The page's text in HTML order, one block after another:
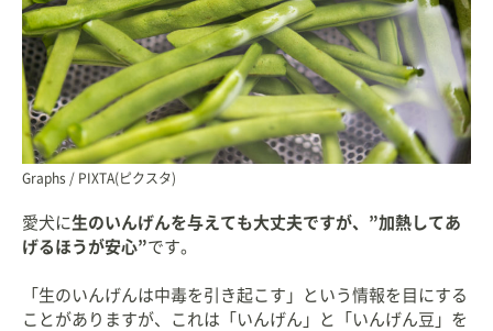
Graphs / PIXTA(ピクスタ)
愛犬に生のいんげんを与えても大丈夫ですが、”加熱してあ
げるほうが安心”です。
「生のいんげんは中毒を引き起こす」という情報を目にする
ことがありますが、これは「いんげん」と「いんげん豆」を